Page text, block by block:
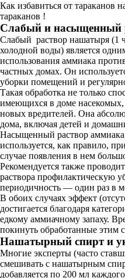
Как избавиться от тараканов
тараканов !
Слабый и насыщенный
Слабый раствор нашатыря (1
холодной воды) является
использования аммиака
частных домах. Он
уборки помещений и
Такая обработка не только
имеющихся в доме
новых вредителей. Она
дома, включая детей и
Насыщенный раствор
используется, как правило,
случае появления в нем
Рекомендуется также
раствора профилактическую
периодичность — один раз в
В обоих случаях эффект
достигается благодаря
едкому аммиачному запаху.
покинуть обработанные этим
Нашатырный спирт и
Многие эксперты (часто
смешивать с нашатырным
добавляется по 200 мл